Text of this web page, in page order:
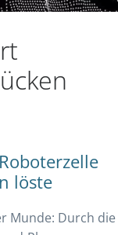
löste
Munde: Durch die